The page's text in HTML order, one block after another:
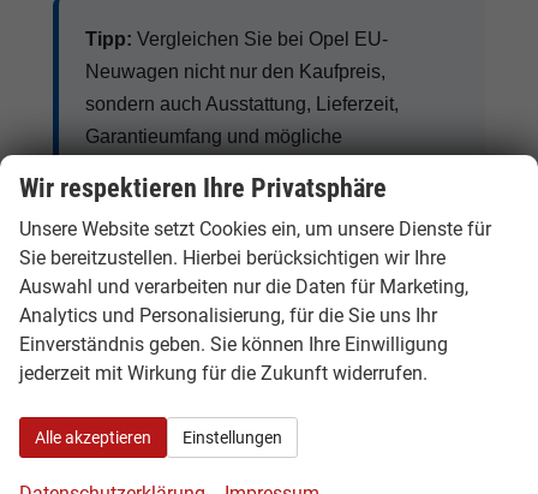
Tipp: Vergleichen Sie bei Opel EU-
Neuwagen nicht nur den Kaufpreis,
sondern auch Ausstattung, Lieferzeit,
Garantieumfang und mögliche
tatsächlichen Preisvorteil.
Opel Benziner, Diesel, Hybrid und
Elektro
Opel bietet je nach Modell klassische Benziner,
Diesel, Hybrid-Varianten, Plug-in-Hybride und
Wir respektieren Ihre Privatsphäre
Unsere Website setzt Cookies ein, um unsere Dienste für
Sie bereitzustellen. Hierbei berücksichtigen wir Ihre
Auswahl und verarbeiten nur die Daten für Marketing,
Analytics und Personalisierung, für die Sie uns Ihr
Einverständnis geben. Sie können Ihre Einwilligung
jederzeit mit Wirkung für die Zukunft widerrufen.
Alle akzeptieren Einstellungen